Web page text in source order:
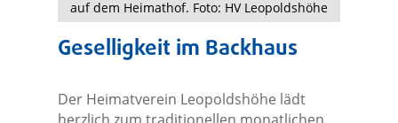
auf dem Heimathof. Foto: HV Leopoldshöhe
Geselligkeit im Backhaus
Der Heimatverein Leopoldshöhe lädt